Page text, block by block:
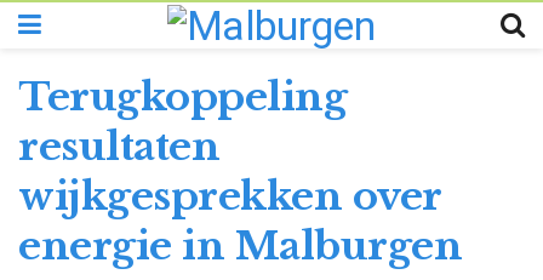
Terugkoppeling
resultaten
wijkgesprekken over
energie in Malburgen